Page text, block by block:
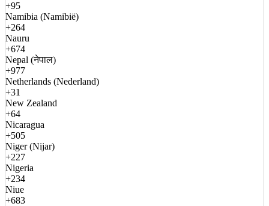
+95
Namibia (Namibië)
+264
Nauru
+674
Nepal (नेपाल)
+977
Netherlands (Nederland)
+31
New Zealand
+64
Nicaragua
+505
Niger (Nijar)
+227
Nigeria
+234
Niue
+683